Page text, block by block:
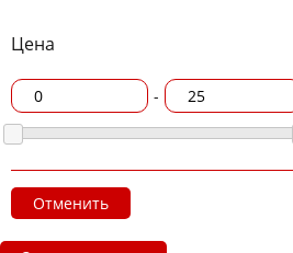
Цена
-
Отменить